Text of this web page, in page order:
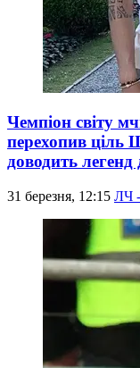
Чемпіон світу
перехопив ціль
доводить легенд
31 березня, 12:15 ЛЧ